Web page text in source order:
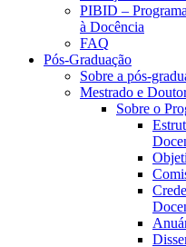
PIBID –
à Docência
FAQ
Pós-Graduação
Sobre a pós-
Mestrado e
Sobre o